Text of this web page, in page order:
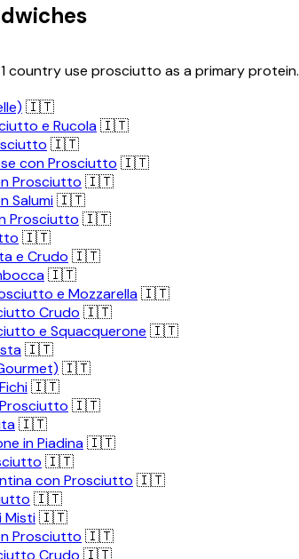
country use prosciutto as a primary protein.
🇮🇹
e Rucola🇮🇹
🇮🇹
con Prosciutto 🇮🇹
Prosciutto 🇮🇹
Salumi🇮🇹
Prosciutto 🇮🇹
🇮🇹
e Crudo 🇮🇹
🇮🇹
e Mozzarella🇮🇹
Crudo 🇮🇹
e Squacquerone 🇮🇹
🇮🇹
🇮🇹
🇮🇹
🇮🇹
🇮🇹
in Piadina🇮🇹
🇮🇹
con Prosciutto 🇮🇹
🇮🇹
Misti🇮🇹
Prosciutto 🇮🇹
Crudo 🇮🇹